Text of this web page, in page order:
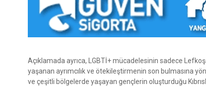
Açıklamada ayrıca, LGBTİ+ mücadelesinin sadece
yaşanan ayrımcılık ve ötekileştirmenin son bulmasına
ve çeşitli bölgelerde yaşayan gençlerin oluşturduğu